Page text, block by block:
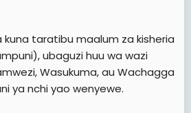
kuna taratibu maalum za kisheria
ubaguzi huu wa wazi
Wasukuma, au Wachagga
ya nchi yao wenyewe.